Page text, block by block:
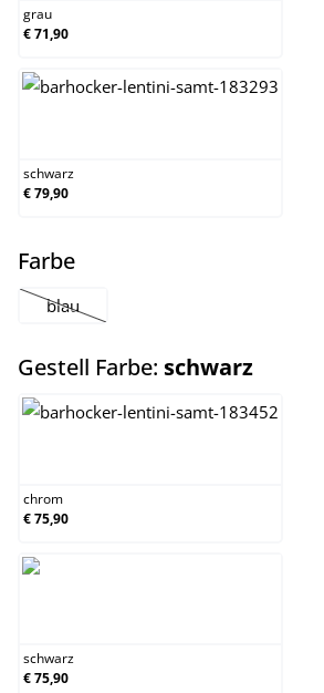
grau
€ 71,90
schwarz
€ 79,90
Farbeauswählen
blau
(Diese Option ist zurzeit nicht verfügbar.)
Gestell Farbe: schwarz
chrom
€ 75,90
schwarz
€ 75,90